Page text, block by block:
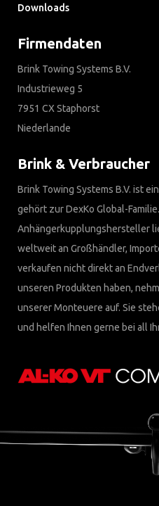
Downloads
Firmendaten
Brink Towing Systems B.V.
Industrieweg 5
7951 CX Staphorst
Niederlande
Brink & Verbraucher
Brink Towing Systems B.V. ist
gehört zur DexKo Global-
Anhängerkupplungshersteller
weltweit an Großhändler,
verkaufen nicht direkt an
unseren Produkten haben,
unserer Monteuere auf. Sie
und helfen Ihnen gerne bei all